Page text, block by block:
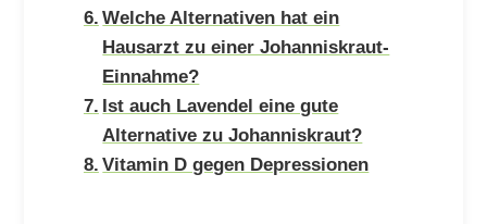
Welche Alternativen hat ein
Hausarzt zu einer Johanniskraut-
Einnahme?
Ist auch Lavendel eine gute
Alternative zu Johanniskraut?
Vitamin D gegen Depressionen